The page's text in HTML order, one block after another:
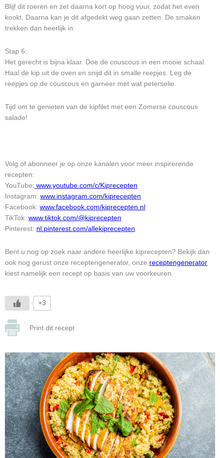
Blijf dit roeren en zet daarna kort op hoog vuur, zodat het even
kookt. Daarna kan je dit afgedekt weg gaan zetten. De smaken
trekken dan heerlijk in.
Stap 6:
Het gerecht is bijna klaar. Doe de couscous in een mooie schaal.
Haal de kip uit de oven en snijd dit in smalle reepjes. Leg de
reepjes op de couscous en garneer met wat peterselie.
Tijd om te genieten van de kipfilet met een Zomerse couscous
salade!
Volg of abonneer je op onze kanalen voor meer inspirerende
recepten:
YouTube: www.youtube.com/c/Kiprecepten
Instagram: www.instagram.com/kiprecepten
Facebook: www.facebook.com/kiprecepten.nl
TikTok: www.tiktok.com/@kiprecepten
Pinterest: nl.pinterest.com/allekiprecepten
Bent u nog op zoek naar andere heerlijke kiprecepten? Bekijk dan
ook nog gerust onze receptengenerator, onze receptengenerator
kiest namelijk een recept op basis van uw voorkeuren.
+3
Print dit recept